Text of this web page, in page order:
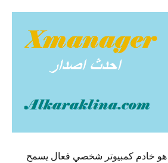
هو خادم كمبيوتر شخصي فعال يسمح